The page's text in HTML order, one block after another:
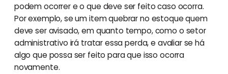
podem ocorrer e o que deve ser feito caso ocorra.
Por exemplo, se um item quebrar no estoque quem
deve ser avisado, em quanto tempo, como o setor
administrativo irá tratar essa perda, e avaliar se há
algo que possa ser feito para que isso ocorra
novamente.